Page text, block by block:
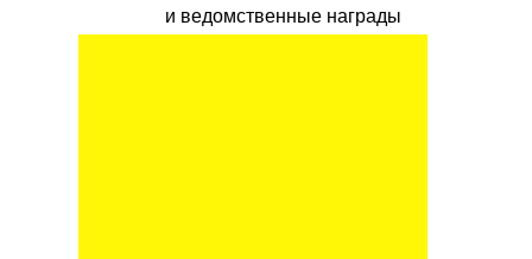
и ведомственные награды